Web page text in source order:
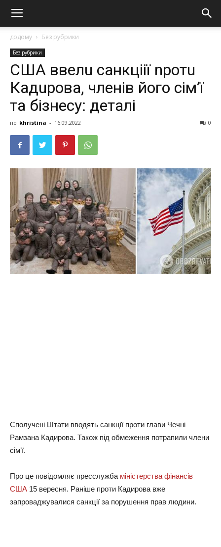
додому Без рубрики
Без рубрики
США ввелu санкцiії nротu
Кадuрова, членів його сім’ї
та бізнесу: деталі
по khristina - 16.09.2022 0
Сполучені Штати вводять санкції проти глави Чечні
Рамзана Кадирова. Також під обмеження потрапили члени
сім’ї.
Про це повідомляє пресслужба міністерства фінансів
США 15 вересня. Раніше проти Кадирова вже
запроваджувалися санкції за порушення прав людини.